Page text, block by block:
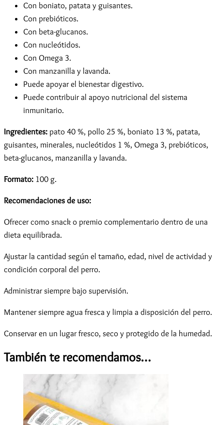
Con boniato, patata y guisantes.
Con prebióticos.
Con beta-glucanos.
Con nucleótidos.
Con Omega 3.
Con manzanilla y lavanda.
Puede apoyar el bienestar digestivo.
Puede contribuir al apoyo nutricional del sistema
inmunitario.
Ingredientes: pato 40 %, pollo 25 %, boniato 13 %, patata,
guisantes, minerales, nucleótidos 1 %, Omega 3, prebióticos,
beta-glucanos, manzanilla y lavanda.
Formato: 100 g.
Recomendaciones de uso:
Ofrecer como snack o premio complementario dentro de una
dieta equilibrada.
Ajustar la cantidad según el tamaño, edad, nivel de actividad y
condición corporal del perro.
Administrar siempre bajo supervisión.
Mantener siempre agua fresca y limpia a disposición del perro.
Conservar en un lugar fresco, seco y protegido de la humedad.
También te recomendamos…